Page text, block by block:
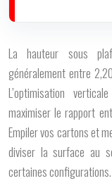
La hauteur sous
généralement entre
L’optimisation
maximiser le rapport
Empiler vos cartons et
diviser la surface au
certaines configurations.